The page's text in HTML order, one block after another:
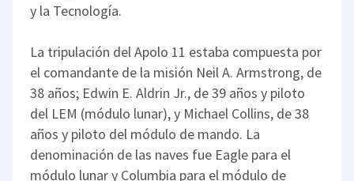
y la Tecnología.
La tripulación del Apolo 11 estaba compuesta por
el comandante de la misión Neil A. Armstrong, de
38 años; Edwin E. Aldrin Jr., de 39 años y piloto
del LEM (módulo lunar), y Michael Collins, de 38
años y piloto del módulo de mando. La
denominación de las naves fue Eagle para el
módulo lunar y Columbia para el módulo de